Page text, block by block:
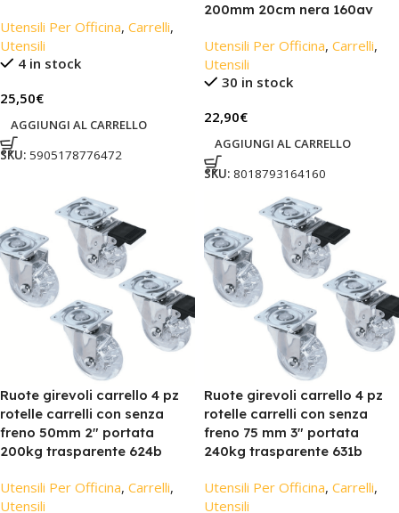
Utensili Per Officina, Carrelli,
Utensili
4 in stock
25,50€
AGGIUNGI AL CARRELLO
SKU: 5905178776472
200mm 20cm nera 160av
Utensili Per Officina, Carrelli,
Utensili
30 in stock
22,90€
AGGIUNGI AL CARRELLO
SKU: 8018793164160
Ruote girevoli carrello 4 pz
rotelle carrelli con senza
freno 50mm 2″ portata
200kg trasparente 624b
Utensili Per Officina, Carrelli,
Utensili
Ruote girevoli carrello 4 pz
rotelle carrelli con senza
freno 75 mm 3″ portata
240kg trasparente 631b
Utensili Per Officina, Carrelli,
Utensili